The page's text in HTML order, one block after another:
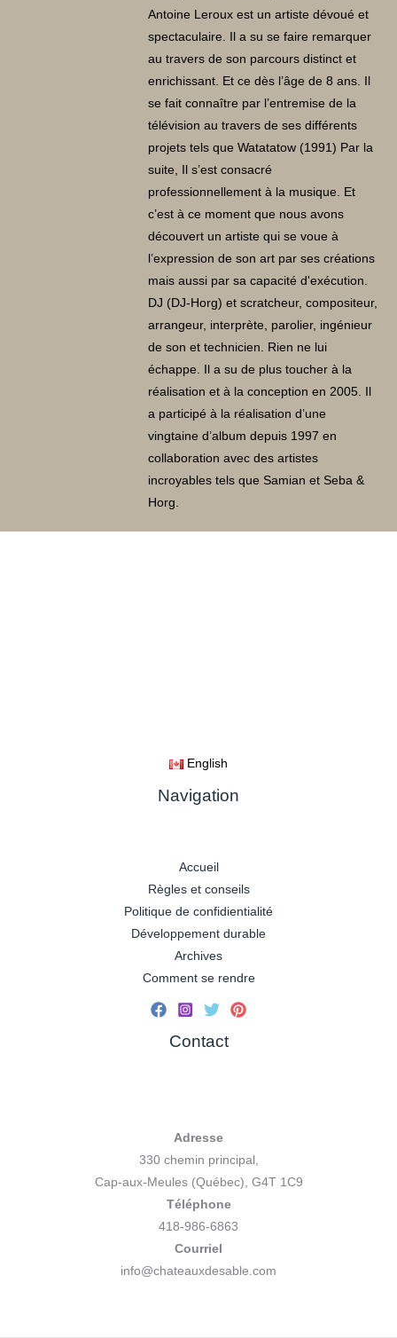
Antoine Leroux est un artiste dévoué et
spectaculaire. Il a su se faire remarquer
au travers de son parcours distinct et
enrichissant. Et ce dès l’âge de 8 ans. Il
se fait connaître par l’entremise de la
télévision au travers de ses différents
projets tels que Watatatow (1991) Par la
suite, Il s’est consacré
professionnellement à la musique. Et
c’est à ce moment que nous avons
découvert un artiste qui se voue à
l’expression de son art par ses créations
mais aussi par sa capacité d'exécution.
DJ (DJ-Horg) et scratcheur, compositeur,
arrangeur, interprète, parolier, ingénieur
de son et technicien. Rien ne lui
échappe. Il a su de plus toucher à la
réalisation et à la conception en 2005. Il
a participé à la réalisation d’une
vingtaine d’album depuis 1997 en
collaboration avec des artistes
incroyables tels que Samian et Seba &
Horg.
English
Navigation
Accueil
Règles et conseils
Politique de confidientialité
Développement durable
Archives
Comment se rendre
Contact
Adresse
330 chemin principal,
Cap-aux-Meules (Québec), G4T 1C9
Téléphone
418-986-6863
Courriel
info@chateauxdesable.com